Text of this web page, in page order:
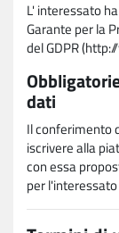
L' interessato
Garante per la
del GDPR
dati
Il conferimento
iscrivere alla
con essa
per